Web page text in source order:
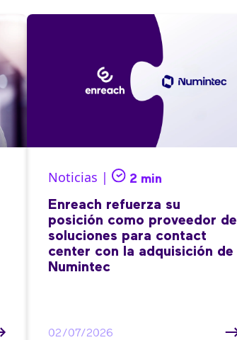
Noticias | 2 min
Enreach refuerza su
posición como proveedor de
soluciones para contact
center con la adquisición de
Numintec
02/07/2026